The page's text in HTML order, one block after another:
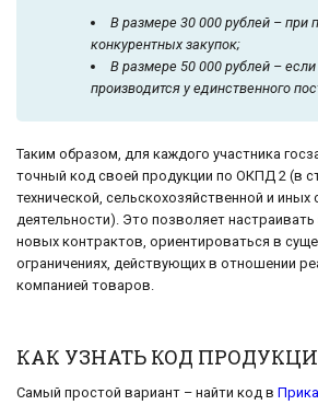
В размере 30 000 рублей – при
конкурентных закупок;
В размере 50 000 рублей – если
производится у единственного
Таким образом, для каждого участника
точный код своей продукции по ОКПД 2 (в
технической, сельскохозяйственной и
деятельности). Это позволяет
новых контрактов, ориентироваться в
ограничениях, действующих в отношении
компанией товаров.
КАК УЗНАТЬ КОД
Самый простой вариант – найти код в